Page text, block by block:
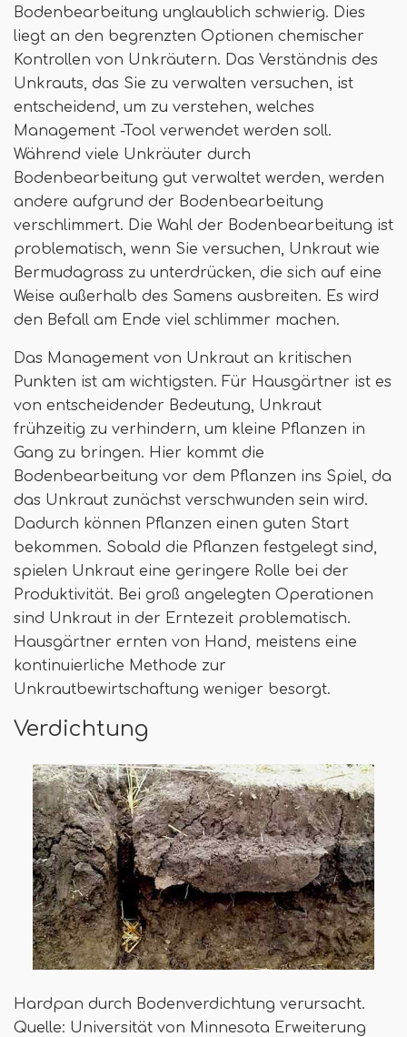
Bodenbearbeitung unglaublich schwierig. Dies
liegt an den begrenzten Optionen chemischer
Kontrollen von Unkräutern. Das Verständnis des
Unkrauts, das Sie zu verwalten versuchen, ist
entscheidend, um zu verstehen, welches
Management -Tool verwendet werden soll.
Während viele Unkräuter durch
Bodenbearbeitung gut verwaltet werden, werden
andere aufgrund der Bodenbearbeitung
verschlimmert. Die Wahl der Bodenbearbeitung ist
problematisch, wenn Sie versuchen, Unkraut wie
Bermudagrass zu unterdrücken, die sich auf eine
Weise außerhalb des Samens ausbreiten. Es wird
den Befall am Ende viel schlimmer machen.
Das Management von Unkraut an kritischen
Punkten ist am wichtigsten. Für Hausgärtner ist es
von entscheidender Bedeutung, Unkraut
frühzeitig zu verhindern, um kleine Pflanzen in
Gang zu bringen. Hier kommt die
Bodenbearbeitung vor dem Pflanzen ins Spiel, da
das Unkraut zunächst verschwunden sein wird.
Dadurch können Pflanzen einen guten Start
bekommen. Sobald die Pflanzen festgelegt sind,
spielen Unkraut eine geringere Rolle bei der
Produktivität. Bei groß angelegten Operationen
sind Unkraut in der Erntezeit problematisch.
Hausgärtner ernten von Hand, meistens eine
kontinuierliche Methode zur
Unkrautbewirtschaftung weniger besorgt.
Verdichtung
Hardpan durch Bodenverdichtung verursacht.
Quelle: Universität von Minnesota Erweiterung